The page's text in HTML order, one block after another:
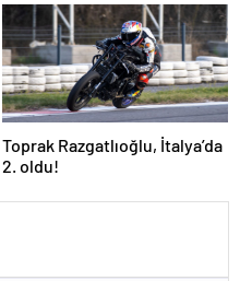
Toprak Razgatlıoğlu, İtalya’da
2. oldu!